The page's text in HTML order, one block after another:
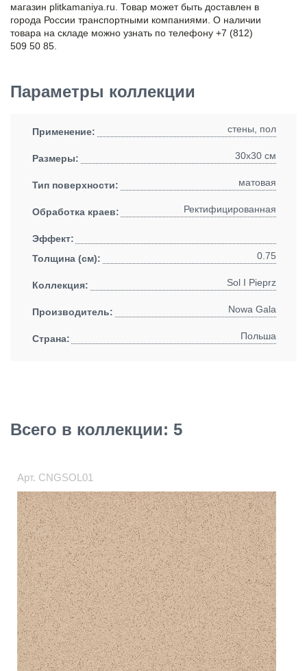
магазин plitkamaniya.ru. Товар может быть доставлен в
города России транспортными компаниями. О наличии
товара на складе можно узнать по телефону +7 (812)
509 50 85.
Параметры коллекции
Применение: стены, пол
Размеры: 30x30 см
Тип поверхности: матовая
Обработка краев: Ректифицированная
Эффект:
Толщина (см):
0.75
Коллекция: Sol I Pieprz
Производитель: Nowa Gala
Страна: Польша
Всего в коллекции: 5
Арт. CNGSOL01